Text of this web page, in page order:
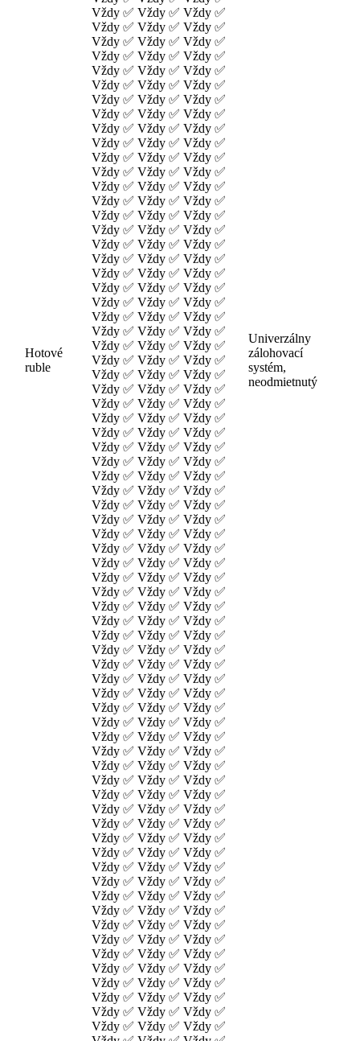
Hotové
ruble
Vždy ✅ Vždy ✅ Vždy ✅
Vždy ✅ Vždy ✅ Vždy ✅
Vždy ✅ Vždy ✅ Vždy ✅
Vždy ✅ Vždy ✅ Vždy ✅
Vždy ✅ Vždy ✅ Vždy ✅
Vždy ✅ Vždy ✅ Vždy ✅
Vždy ✅ Vždy ✅ Vždy ✅
Vždy ✅ Vždy ✅ Vždy ✅
Vždy ✅ Vždy ✅ Vždy ✅
Vždy ✅ Vždy ✅ Vždy ✅
Vždy ✅ Vždy ✅ Vždy ✅
Vždy ✅ Vždy ✅ Vždy ✅
Vždy ✅ Vždy ✅ Vždy ✅
Vždy ✅ Vždy ✅ Vždy ✅
Vždy ✅ Vždy ✅ Vždy ✅
Vždy ✅ Vždy ✅ Vždy ✅
Vždy ✅ Vždy ✅ Vždy ✅
Vždy ✅ Vždy ✅ Vždy ✅
Vždy ✅ Vždy ✅ Vždy ✅
Vždy ✅ Vždy ✅ Vždy ✅
Vždy ✅ Vždy ✅ Vždy ✅
Vždy ✅ Vždy ✅ Vždy ✅
Vždy ✅ Vždy ✅ Vždy ✅
Vždy ✅ Vždy ✅ Vždy ✅
Vždy ✅ Vždy ✅ Vždy ✅
Vždy ✅ Vždy ✅ Vždy ✅
Vždy ✅ Vždy ✅ Vždy ✅
Vždy ✅ Vždy ✅ Vždy ✅
Vždy ✅ Vždy ✅ Vždy ✅
Vždy ✅ Vždy ✅ Vždy ✅
Vždy ✅ Vždy ✅ Vždy ✅
Vždy ✅ Vždy ✅ Vždy ✅
Vždy ✅ Vždy ✅ Vždy ✅
Vždy ✅ Vždy ✅ Vždy ✅
Vždy ✅ Vždy ✅ Vždy ✅
Vždy ✅ Vždy ✅ Vždy ✅
Vždy ✅ Vždy ✅ Vždy ✅
Vždy ✅ Vždy ✅ Vždy ✅
Vždy ✅ Vždy ✅ Vždy ✅
Vždy ✅ Vždy ✅ Vždy ✅
Vždy ✅ Vždy ✅ Vždy ✅
Vždy ✅ Vždy ✅ Vždy ✅
Vždy ✅ Vždy ✅ Vždy ✅
Vždy ✅ Vždy ✅ Vždy ✅
Vždy ✅ Vždy ✅ Vždy ✅
Vždy ✅ Vždy ✅ Vždy ✅
Vždy ✅ Vždy ✅ Vždy ✅
Vždy ✅ Vždy ✅ Vždy ✅
Vždy ✅ Vždy ✅ Vždy ✅
Vždy ✅ Vždy ✅ Vždy ✅
Vždy ✅ Vždy ✅ Vždy ✅
Vždy ✅ Vždy ✅ Vždy ✅
Vždy ✅ Vždy ✅ Vždy ✅
Vždy ✅ Vždy ✅ Vždy ✅
Vždy ✅ Vždy ✅ Vždy ✅
Vždy ✅ Vždy ✅ Vždy ✅
Vždy ✅ Vždy ✅ Vždy ✅
Vždy ✅ Vždy ✅ Vždy ✅
Vždy ✅ Vždy ✅ Vždy ✅
Vždy ✅ Vždy ✅ Vždy ✅
Vždy ✅ Vždy ✅ Vždy ✅
Vždy ✅ Vždy ✅ Vždy ✅
Vždy ✅ Vždy ✅ Vždy ✅
Vždy ✅ Vždy ✅ Vždy ✅
Vždy ✅ Vždy ✅ Vždy ✅
Vždy ✅ Vždy ✅ Vždy ✅
Vždy ✅ Vždy ✅ Vždy ✅
Vždy ✅ Vždy ✅ Vždy ✅
Vždy ✅ Vždy ✅ Vždy ✅
Vždy ✅ Vždy ✅ Vždy ✅
Vždy ✅ Vždy ✅ Vždy ✅
Univerzálny
zálohovací
systém,
neodmietnutý